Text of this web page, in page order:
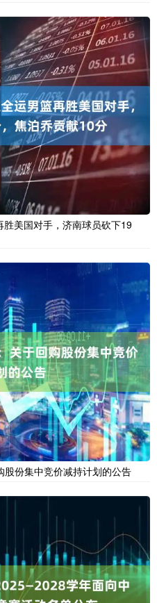
美国对手，济南球员砍下19
份集中竞价减持计划的公告